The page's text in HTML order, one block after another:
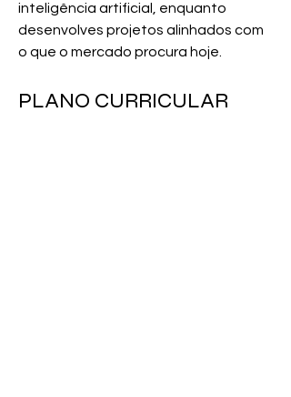
inteligência artificial, enquanto
desenvolves projetos alinhados com
o que o mercado procura hoje.
PLANO CURRICULAR